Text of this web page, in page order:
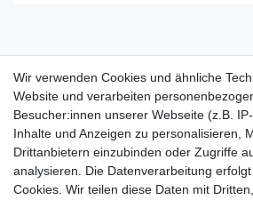
Wir verwenden Cookies und ähnliche
Website und verarbeiten
Besucher:innen unserer Webseite (z.B.
Inhalte und Anzeigen zu personalisieren,
Drittanbietern einzubinden oder Zugriffe
analysieren. Die Datenverarbeitung
Cookies. Wir teilen diese Daten mit
Impressum
Wir verwenden Cookies und ähnliche
Website und verarbeiten
Besucher:innen unserer Webseite (z.B.
Inhalte und Anzeigen zu personalisieren,
Drittanbietern einzubinden oder Zugriffe
analysieren. Die Datenverarbeitung
Cookies. Wir teilen diese Daten mit